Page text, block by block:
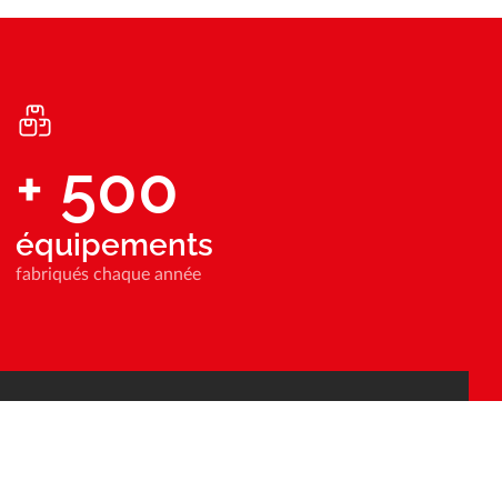
+ 500
équipements
fabriqués chaque année